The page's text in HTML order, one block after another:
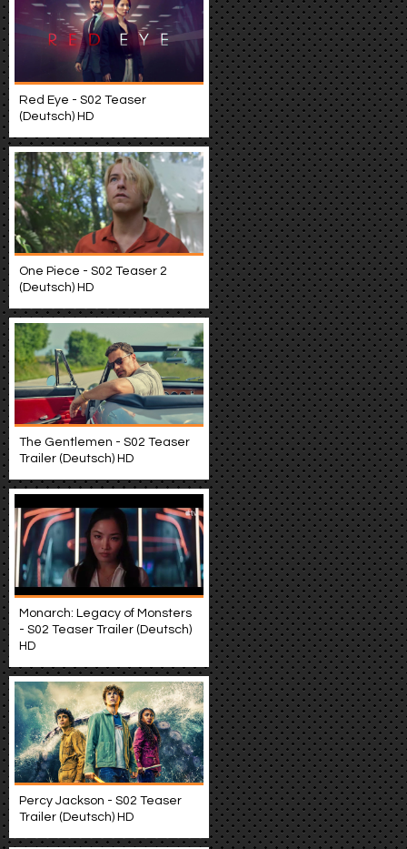
Red Eye - S02 Teaser
(Deutsch) HD
One Piece - S02 Teaser 2
(Deutsch) HD
The Gentlemen - S02 Teaser
Trailer (Deutsch) HD
Monarch: Legacy of Monsters
- S02 Teaser Trailer (Deutsch)
HD
Percy Jackson - S02 Teaser
Trailer (Deutsch) HD